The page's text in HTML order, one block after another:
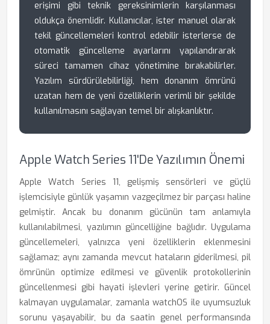
erişimi gibi teknik gereksinimlerin karşılanması
oldukça önemlidir. Kullanıcılar, ister manuel olarak
tekil güncellemeleri kontrol edebilir isterlerse de
otomatik güncelleme ayarlarını yapılandırarak
süreci tamamen cihaz yönetimine bırakabilirler.
Yazılım sürdürülebilirliği, hem donanım ömrünü
uzatan hem de yeni özelliklerin verimli bir şekilde
kullanılmasını sağlayan temel bir alışkanlıktır.
Apple Watch Series 11'de Yazılımın Önemi
Apple Watch Series 11, gelişmiş sensörleri ve güçlü
işlemcisiyle günlük yaşamın vazgeçilmez bir parçası haline
gelmiştir. Ancak bu donanım gücünün tam anlamıyla
kullanılabilmesi, yazılımın güncelliğine bağlıdır. Uygulama
güncellemeleri, yalnızca yeni özelliklerin eklenmesini
sağlamaz; aynı zamanda mevcut hataların giderilmesi, pil
ömrünün optimize edilmesi ve güvenlik protokollerinin
güncellenmesi gibi hayati işlevleri yerine getirir. Güncel
kalmayan uygulamalar, zamanla watchOS ile uyumsuzluk
sorunu yaşayabilir, bu da saatin genel performansında